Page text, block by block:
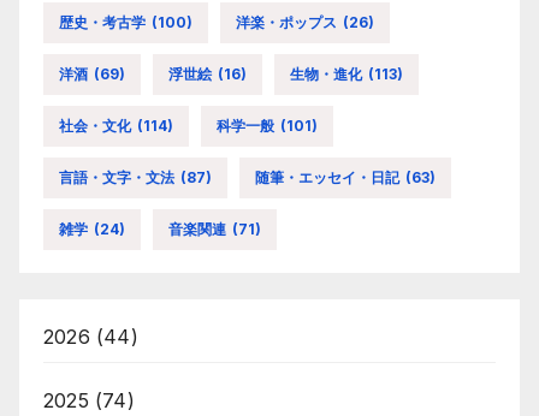
歴史・考古学 (100) 洋楽・ポップス (26)
洋酒 (69) 浮世絵 (16) 生物・進化 (113)
社会・文化 (114) 科学一般 (101)
言語・文字・文法 (87) 随筆・エッセイ・日記 (63)
雑学 (24) 音楽関連 (71)
2026 (44)
2025 (74)